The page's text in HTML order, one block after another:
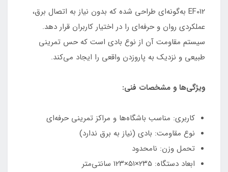
EF012 به‌گونه‌ای طراحی شده که بدون نیاز به اتصال برق،
عملکردی روان و حرفه‌ای را در اختیار کاربران قرار دهد.
سیستم مقاومت آن از نوع بادی است که حس تمرینی
طبیعی و نزدیک به پاروزدن واقعی را ایجاد می‌کند.
ویژگی‌ها و مشخصات فنی:
کاربری: مناسب باشگاه‌ها و مراکز تمرینی حرفه‌ای
نوع مقاومت: بادی (نیاز به برق ندارد)
تحمل وزن: نامحدود
ابعاد دستگاه: ۲۳۵×۵۱×۱۲۳ سانتی‌متر